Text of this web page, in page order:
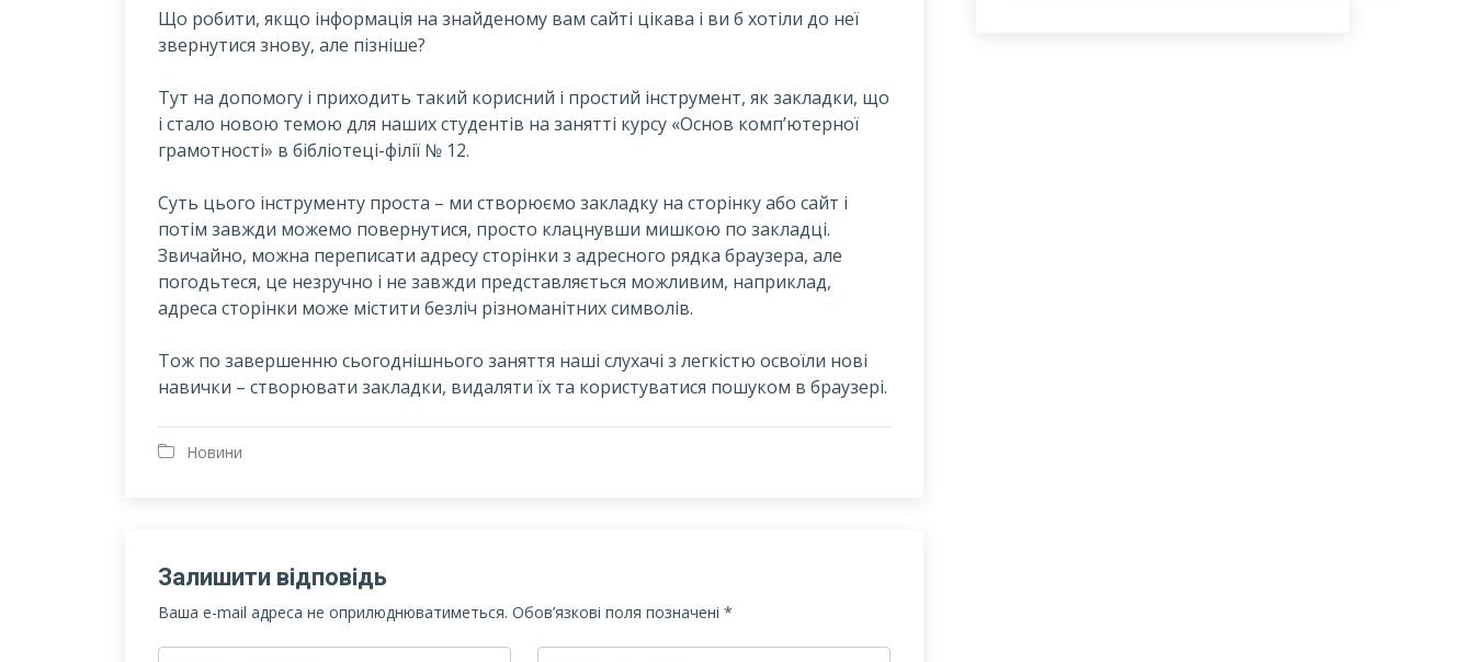
Що робити, якщо інформація на знайденому вам сайті цікава і ви б хотіли до неї
звернутися знову, але пізніше?
Тут на допомогу і приходить такий корисний і простий інструмент, як закладки, що
і стало новою темою для наших студентів на занятті курсу «Основ комп’ютерної
грамотності» в бібліотеці-філії № 12.
Суть цього інструменту проста – ми створюємо закладку на сторінку або сайт і
потім завжди можемо повернутися, просто клацнувши мишкою по закладці.
Звичайно, можна переписати адресу сторінки з адресного рядка браузера, але
погодьтеся, це незручно і не завжди представляється можливим, наприклад,
адреса сторінки може містити безліч різноманітних символів.
Тож по завершенню сьогоднішнього заняття наші слухачі з легкістю освоїли нові
навички – створювати закладки, видаляти їх та користуватися пошуком в браузері.
Новини
Залишити відповідь
Ваша e-mail адреса не оприлюднюватиметься. Обов’язкові поля позначені *